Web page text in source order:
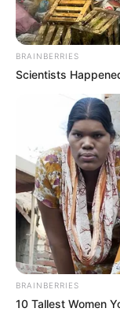
BRAINBERRIES
Scientists
BRAINBERRIES
10 Tallest Women